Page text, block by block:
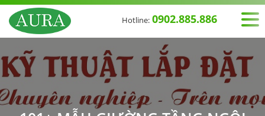
Hotline: 0902.885.886